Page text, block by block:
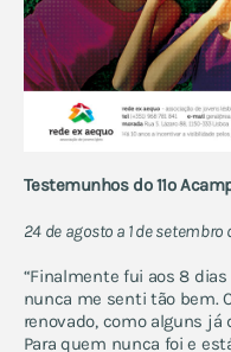
Testemunhos do 11º
24 de agosto a 1 de setembro
“Finalmente fui aos 8
nunca me senti tão bem.
renovado, como alguns já
Para quem nunca foi e